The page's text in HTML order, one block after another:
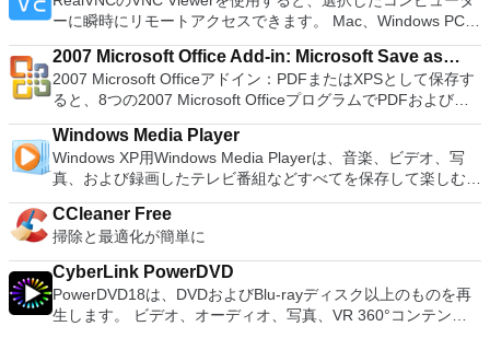
many innovative features, including a useful a paragraph
adjustment tool int he Writer program. It has an Office to PDF
converter, automatic spell checking and word count features.
It also has some neat tools such as the Watermark in
document, and converting PowerPoint to Word document
support. Overall, WPS Office 2016 Free is a good alternative
to Microsoft's offering. The Writer program is a versatile word
processor; the Presentation program is an easy to use and
effective slide show maker that helps you to create impressive
multimedia presentations; and the Spreadsheets program is
both a flexible and a powerful spreadsheet application.
押すだけで、ゲームの現在の「状態」を保存できます。 無制
限のメモリーカード：好きなだけメモリーカードを保存でき、
8MBから64MBまでの単一の物理カードに制限されなくなりま
した。 高解像度グラフィックス：PCSX2を使用すると、
1080pまたは4K HDでゲームをプレイできます。 全体とし
ゲームを高い精度でエミュレートでき、Windowsとエミュレ
ーターを切り替えることができます。欠点は、高速ゲームに苦
労し、時々フリーズまたはクラッシュすることです。* PCSX2
を使用するには、コンソールから抽出できるPlaystation 2
BIOSが必要です。
を実行する必要がある場合。 Rufusは次の* ISOで動作しま
す：Arch Linux、Archbang、BartPE / pebuilder、CentOS、
Damn Small Linux、Fedora、FreeDOS、Gentoo、
gNewSense、Hiren&#39;s Boot CD、LiveXP、Knoppix、
Kubuntu、Linux Mint、NT Password Registry Editor、
OpenSUSE、Parted Magic、Slackware、Tails、Trinity
Rescue Kit、Ubuntu、Ultimate Boot CD、Windows XP（SP2
以降）、Windows Server 2003 R2、Windows Vista、
Windows 7、Windows 8。 *このリストは完全ではありませ
ア語、マレーシア語、セシュティナ、ダンスク、ドイツ語、英
語、スペイン語、フランス語、フルバツキー、イタリア語、ラ
トヴィエシュ、リエトゥビウ、マジャール、オランダ、ノルス
ク、ポルスキ、ポルトガル、ポルトガル、スロヴェンスキー、
スロベンツキー、スロヴェンスキーSrpski、Suomi、
Svenska、Türkçe。
VMware ESXで作成された仮想マシンを簡単に操作できます。
主な機能は次のとおりです。 1台のPCで複数のオペレーティ
ングシステムを同時に実行します。 インストールや構成の問
題なしに、事前構成された製品の利点を体験してください。
ホストコンピューターと仮想マシン間でデータを共有します。
32ビットと64ビットの両方の仮想マシンを実行します。 2-
way Virtual SMPを活用します。 サードパーティの仮想マシン
とイメージを使用します。 ホストコンピューターと仮想マシ
ン間でデータを共有します。 幅広いホストおよびゲストオペ
レーティングシステムのサポート。 USB 2.0デバイスのサポー
ト。 起動時にアプライアンス情報を取得します。 直感的なホ
ームページインターフェイスを介して仮想マシンに簡単にアク
想マシンまたはMicrosoft Virtual PC仮想マシンもサポートして
います。
ーに瞬時にリモートアクセスできます。 Mac、Windows PC、
またはLinuxマシン、世界中のどこからでも。 VNC Viewerを
使用すると、コンピューターのデスクトップを表示したり、コ
ンピューターの前に直接座っているかのようにマウスとキーボ
ードを制御したりできます。 VNC Viewerは、インストールと
使用が簡単です。制御したいデバイスでインストーラーを実行
し、指示に従ってください。オプションで、Windowsでのリ
モート展開に使用可能なMSIがあります。デスクトッププラッ
トフォームにVNC Viewerをインストールする権限がない場合
は、スタンドアロンオプションを選択する必要があります。
主な機能は次のとおりです。 クラウドサービスを介してVNC
Connectを実行しているコンピューターに接続します。 Apple
Screen Sharing（ARD）などのサードパーティ製のVNC互換
ソフトウェアを実行しているコンピューターに直接接続しま
す。 各デバイスでVNC Viewerにサインインして、すべてのデ
2007 Microsoft Office Add-in: Microsoft Save as
PDF or XPS
2007 Microsoft Officeアドイン：PDFまたはXPSとして保存す
ると、8つの2007 Microsoft OfficeプログラムでPDFおよび
XPS形式にエクスポートして保存できます。このツールを使用
すると、これらのプログラムのサブセットでPDF形式および
XPS形式の電子メール添付ファイルとして送信することもでき
ます（特定の機能はプログラムによって異なります）。 この
ダウンロードは、次のOfficeプログラムで動作します。
Microsoft Office Access 2007。 Microsoft Office Excel 2007。
Microsoft Office InfoPath 2007。 Microsoft Office OneNote
2007。 Microsoft Office PowerPoint 2007。 Microsoft Office
Publisher 2007。 Microsoft Office Visio 2007。 Microsoft
Office Word 2007。 2007 Microsoft Officeプログラムのこの
Microsoft Save as PDFまたはXPSアドインは、2007 Microsoft
Windows Media Player
Windows XP用Windows Media Playerは、音楽、ビデオ、写
真、および録画したテレビ番組などすべてを保存して楽しむ最
適な機能を搭載しています。 再生、表示、外出先で楽しむた
めのポータブル デバイスとの同期、さらには家中のデバイス
との共有も、すべて1か所で行えます。 シンプルなデザイン -
まったく新しい外観でデジタル エンターテイメントを楽しめ
ます。 大好きな音楽をより多く - デジタル音楽体験がさらに
楽しくなります。 エンターテイメントをすべて1つの場所に -
音楽、ビデオ、写真、録画したテレビ番組をすべて保存して楽
CCleaner Free
掃除と最適化が簡単に
CyberLink PowerDVD
PowerDVD18は、DVDおよびBlu-rayディスク以上のものを再
生します。 ビデオ、オーディオ、写真、VR 360°コンテン